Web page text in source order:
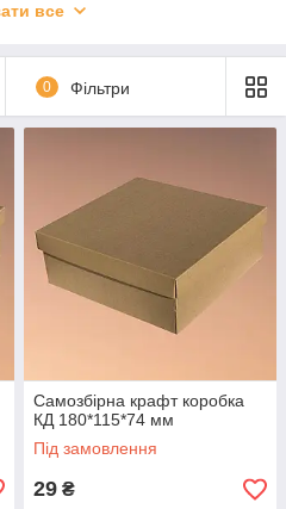
до основи, створюючи
пакування, яке підходить як
доставки.
все
0 Фільтри
Самозбірна крафт коробка
КД 180*115*74 мм
Під замовлення
29 ₴